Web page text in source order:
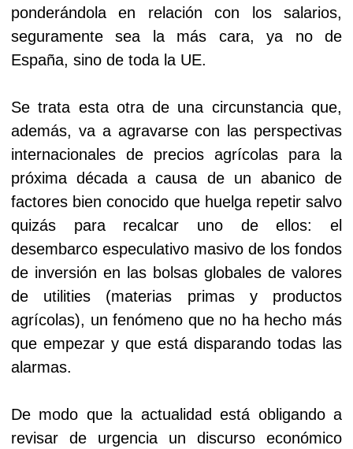
ponderándola en relación con los salarios,
seguramente sea la más cara, ya no de
España, sino de toda la UE.
Se trata esta otra de una circunstancia que,
además, va a agravarse con las perspectivas
internacionales de precios agrícolas para la
próxima década a causa de un abanico de
factores bien conocido que huelga repetir salvo
quizás para recalcar uno de ellos: el
desembarco especulativo masivo de los fondos
de inversión en las bolsas globales de valores
de utilities (materias primas y productos
agrícolas), un fenómeno que no ha hecho más
que empezar y que está disparando todas las
alarmas.
De modo que la actualidad está obligando a
revisar de urgencia un discurso económico